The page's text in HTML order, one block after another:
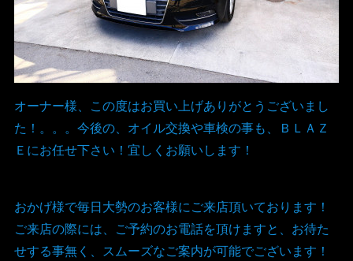
オーナー様、この度はお買い上げありがとうございまし
た！。。。今後の、オイル交換や車検の事も、ＢＬＡＺ
Ｅにお任せ下さい！宜しくお願いします！
おかげ様で毎日大勢のお客様にご来店頂いております！
ご来店の際には、ご予約のお電話を頂けますと、お待た
せする事無く、スムーズなご案内が可能でございます！